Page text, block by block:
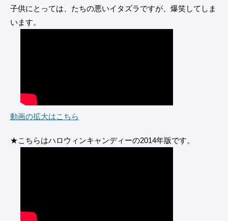
子供にとっては、たちの悪いイタズラですが、爆笑してしま
います。
動画の拡大はこちら
★こちらはハロウィンキャンディーの2014年版です。